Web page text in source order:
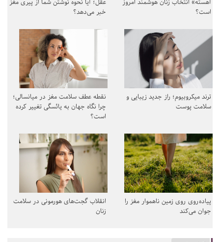
است؟
خبر می‌دهد؟
ترند میکروبیوم؛ راز جدید زیبایی و
سلامت پوست
نقطه عطف سلامت مغز در میانسالی؛
چرا نگاه جهان به یائسگی تغییر کرده
است؟
پیاده‌روی روی زمین ناهموار مغز را
جوان می‌کند
انقلاب گجت‌های هورمونی در سلامت
زنان